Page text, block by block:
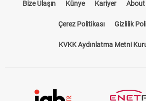
Bize Ulaşın Künye Kariyer About
Çerez Politikası Gizlilik
KVKK Aydınlatma Metni